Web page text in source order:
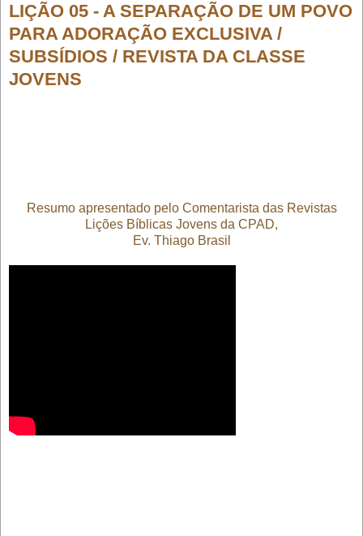
LIÇÃO 05 - A SEPARAÇÃO DE UM POVO
PARA ADORAÇÃO EXCLUSIVA /
SUBSÍDIOS / REVISTA DA CLASSE
JOVENS
Resumo apresentado pelo Comentarista das Revistas
Lições Bíblicas Jovens da CPAD,
Ev. Thiago Brasil